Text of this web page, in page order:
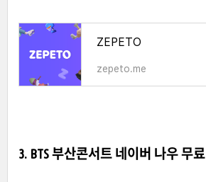
ZEPETO
zepeto.me
3. BTS 부산콘서트 네이버 나우 무료